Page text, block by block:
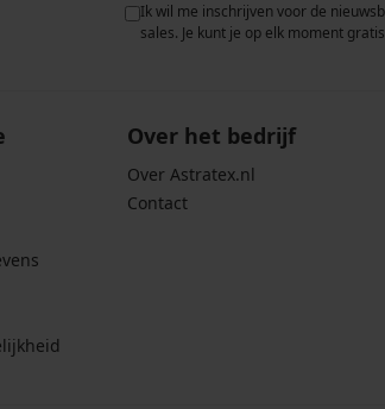
Ik wil me inschrijven voor de
sales. Je kunt je op elk moment
Over het bedrijf
Over Astratex.nl
Contact